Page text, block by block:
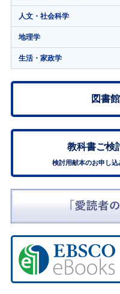
人文・社会科学
地理学
生活・家政学
図書
教科書ご検
検討用献本のお申し